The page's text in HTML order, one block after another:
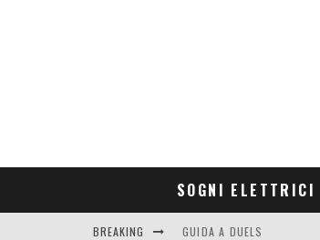
SOGNI ELETTRICI
BREAKING GUIDA A DUELS